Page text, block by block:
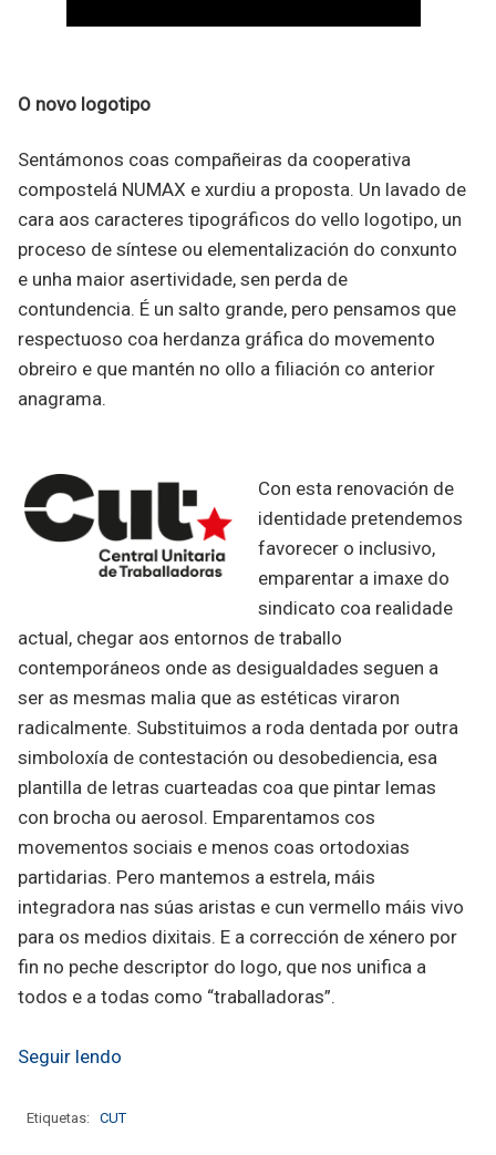
O novo logotipo
Sentámonos coas compañeiras da cooperativa
compostelá NUMAX e xurdiu a proposta. Un lavado de
cara aos caracteres tipográficos do vello logotipo, un
proceso de síntese ou elementalización do conxunto
e unha maior asertividade, sen perda de
contundencia. É un salto grande, pero pensamos que
respectuoso coa herdanza gráfica do movemento
obreiro e que mantén no ollo a filiación co anterior
anagrama.
Con esta renovación de
identidade pretendemos
favorecer o inclusivo,
emparentar a imaxe do
sindicato coa realidade
actual, chegar aos entornos de traballo
contemporáneos onde as desigualdades seguen a
ser as mesmas malia que as estéticas viraron
radicalmente. Substituimos a roda dentada por outra
simboloxía de contestación ou desobediencia, esa
plantilla de letras cuarteadas coa que pintar lemas
con brocha ou aerosol. Emparentamos cos
movementos sociais e menos coas ortodoxias
partidarias. Pero mantemos a estrela, máis
integradora nas súas aristas e cun vermello máis vivo
para os medios dixitais. E a corrección de xénero por
fin no peche descriptor do logo, que nos unifica a
todos e a todas como “traballadoras”.
Seguir lendo
Etiquetas: CUT